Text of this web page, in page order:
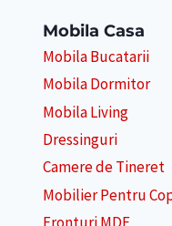
Mobila Casa
Mobila Bucatarii
Mobila Dormitor
Mobila Living
Dressinguri
Camere de Tineret
Mobilier Pentru